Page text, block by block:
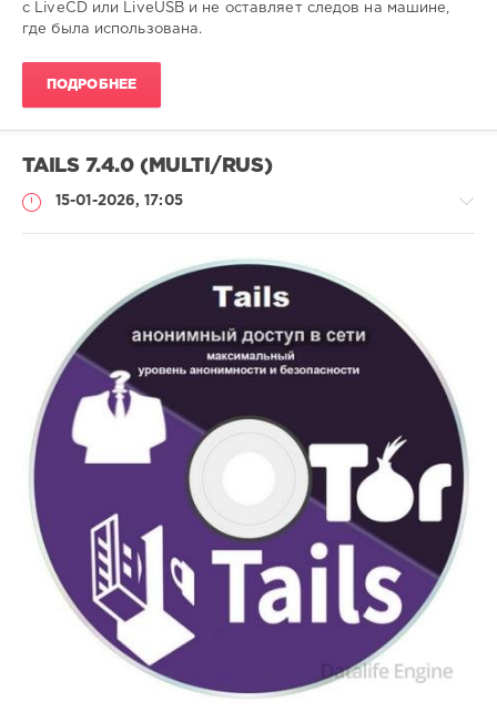
с LiveCD или LiveUSB и не оставляет следов на машине,
где была использована.
ПОДРОБНЕЕ
TAILS 7.4.0 (MULTI/RUS)
15-01-2026, 17:05
Софт
SamDel
91
анонимная
навигация
сети,